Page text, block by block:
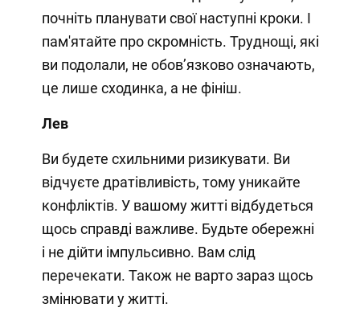
почніть планувати свої наступні кроки. І
пам'ятайте про скромність. Труднощі, які
ви подолали, не обов’язково означають,
це лише сходинка, а не фініш.
Лев
Ви будете схильними ризикувати. Ви
відчуєте дратівливість, тому уникайте
конфліктів. У вашому житті відбудеться
щось справді важливе. Будьте обережні
і не дійти імпульсивно. Вам слід
перечекати. Також не варто зараз щось
змінювати у житті.